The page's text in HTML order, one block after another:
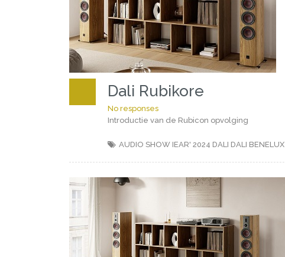
Dali Rubikore
No responses
Introductie van de Rubicon opvolging
AUDIO SHOW IEAR' 2024 DALI DALI BENELUX